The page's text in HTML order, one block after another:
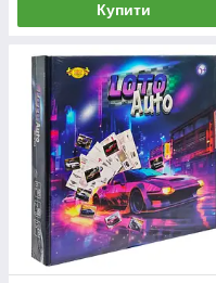
Купити